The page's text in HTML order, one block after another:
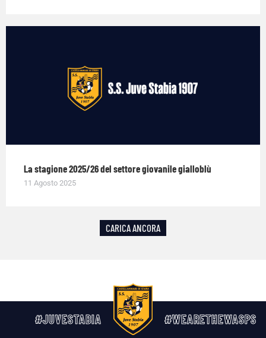
La stagione 2025/26 del settore giovanile gialloblù
11 Agosto 2025
CARICA ANCORA
#JUVESTABIA #WEARETHEWASPS